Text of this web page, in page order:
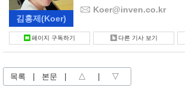
김홍제 (Koer)
Koer@inven.co.kr
페이지 구독하기 다른 기사 보기
목록 본문 △ ▽